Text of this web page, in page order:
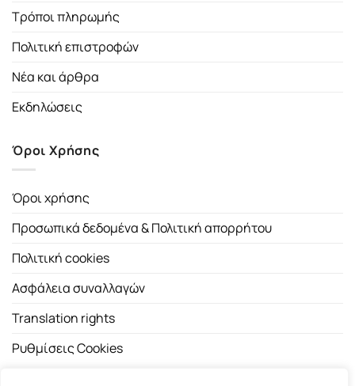
Τρόποι πληρωμής
Πολιτική επιστροφών
Νέα και άρθρα
Εκδηλώσεις
Όροι Χρήσης
Όροι χρήσης
Προσωπικά δεδομένα & Πολιτική απορρήτου
Πολιτική cookies
Ασφάλεια συναλλαγών
Translation rights
Ρυθμίσεις Cookies